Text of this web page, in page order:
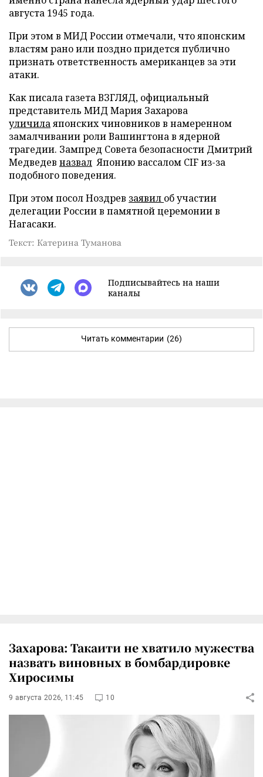
августа 1945 года.
При этом в МИД России отмечали, что японским
властям рано или поздно придется публично
признать ответственность американцев за эти
атаки.
Как писала газета ВЗГЛЯД, официальный
представитель МИД Мария Захарова
уличилаяпонских чиновников в намеренном
замалчивании роли Вашингтона в ядерной
трагедии. Зампред Совета безопасности Дмитрий
Медведев назвал Японию вассалом CIF из-за
подобного поведения.
При этом посол Ноздрев заявил об участии
делегации России в памятной церемонии в
Нагасаки.
Текст: Катерина Туманова
Подписывайтесь на наши
каналы
Читать комментарии (26)
Захарова: Такаити не хватило мужества
назвать виновных в бомбардировке
Хиросимы
9 августа 2026, 11:45 10